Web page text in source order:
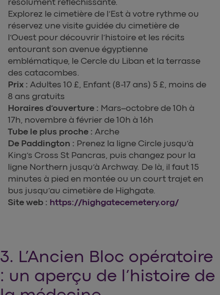
Explorez le cimetière de l’Est à votre rythme ou
réservez une visite guidée du cimetière de
l’Ouest pour découvrir l’histoire et les récits
entourant son avenue égyptienne
emblématique, le Cercle du Liban et la terrasse
des catacombes.
Prix : Adultes 10 £, Enfant (8-17 ans) 5 £, moins de
8 ans gratuits
Horaires d’ouverture : Mars–octobre de 10h à
17h, novembre à février de 10h à 16h
Tube le plus proche : Arche
De Paddington : Prenez la ligne Circle jusqu’à
King’s Cross St Pancras, puis changez pour la
ligne Northern jusqu’à Archway. De là, il faut 15
minutes à pied en montée ou un court trajet en
bus jusqu’au cimetière de Highgate.
Site web : https://highgatecemetery.org/
3. L’Ancien Bloc opératoire
: un aperçu de l’histoire de